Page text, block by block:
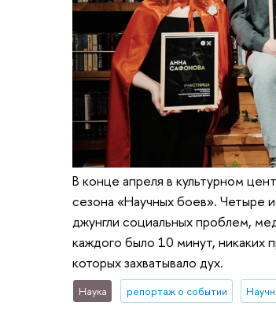
В конце апреля в культурном
сезона «Научных боев». Четыре
джунгли социальных проблем,
каждого было 10 минут, никаких
которых захватывало дух.
Наука репортаж о событии